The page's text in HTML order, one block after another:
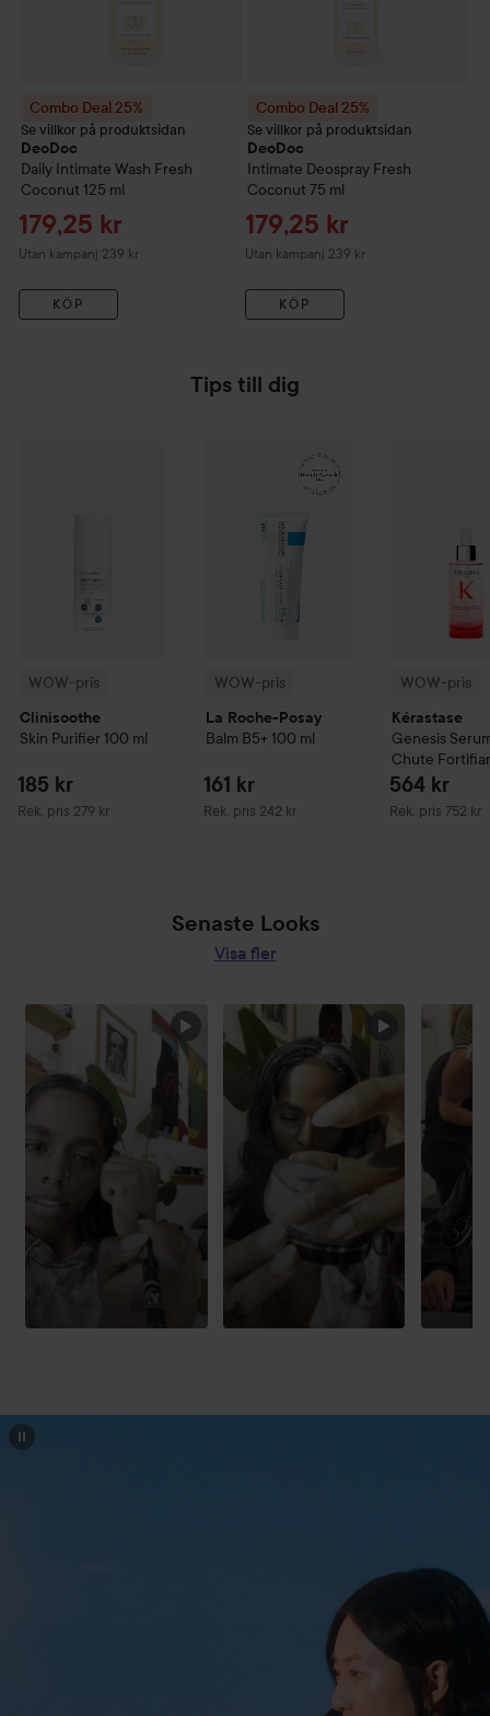
Combo Deal 25%
Se villkor på produktsidan
DeoDoc
Daily Intimate Wash Fresh
Coconut 125 ml
Reapris
179,25 kr
Utan kampanj 239 kr
KÖP
Combo Deal 25%
Se villkor på produktsidan
DeoDoc
Intimate Deospray Fresh
Coconut 75 ml
Reapris
179,25 kr
Utan kampanj 239 kr
KÖP
Tips till dig
WOW-pris
Clinisoothe
Skin Purifier 100 ml
185 kr
Rek. pris 279 kr
Rekommenderat pris 279 kr
100 mlRekommenderat pris 279 kr
WOW-pris
La Roche-Posay
Balm B5+ 100 ml
161 kr
Rek. pris 242 kr
Rekommenderat pris 242 kr
La Roche-Posay
WOW-pris
Kérastase
Genesis
Chute
Scalp Serum
564 kr
Rek. pris 752 kr
Senaste Looks
Visa fler
HOPPA ÖVER SEKTIONEN